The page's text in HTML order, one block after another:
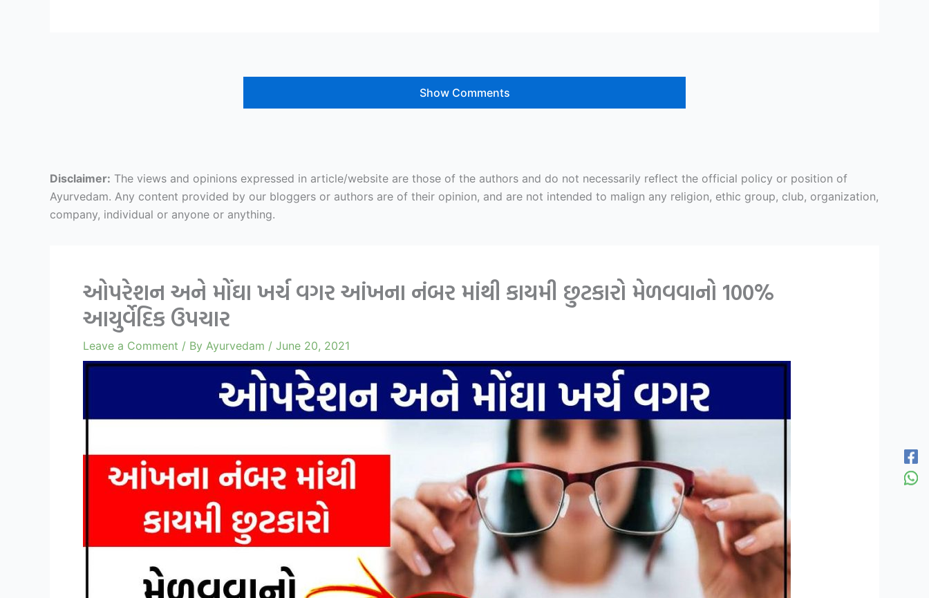
Show Comments
Disclaimer: The views and opinions expressed in article/website are those of the authors and do not necessarily reflect the official policy or position of
Ayurvedam. Any content provided by our bloggers or authors are of their opinion, and are not intended to malign any religion, ethic group, club, organization,
company, individual or anyone or anything.
ઓપરેશન અને મોંઘા ખર્ચ વગર આંખના નંબર માંથી કાયમી છુટકારો મેળવવાનો 100%
આયુર્વેદિક ઉપચાર
Leave a Comment / By Ayurvedam / June 20, 2021